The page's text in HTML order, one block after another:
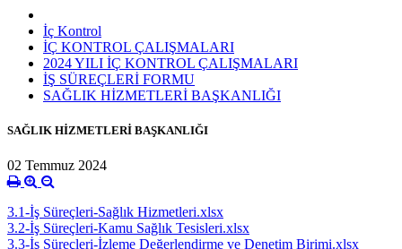
İç Kontrol
İÇ KONTROL ÇALIŞMALARI
2024 YILI İÇ KONTROL ÇALIŞMALARI
İŞ SÜREÇLERİ FORMU
SAĞLIK HİZMETLERİ BAŞKANLIĞI
SAĞLIK HİZMETLERİ BAŞKANLIĞI
02 Temmuz 2024
3.1-İş Süreçleri-Sağlık Hizmetleri.xlsx
3.2-İş Süreçleri-Kamu Sağlık Tesisleri.xlsx
3.3-İş Süreçleri-İzleme Değerlendirme ve Denetim Birimi.xlsx